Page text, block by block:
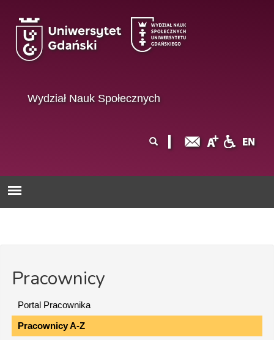
Wydział Nauk Społecznych
wyszukiwania
Pracownicy
Portal Pracownika
Pracownicy A-Z